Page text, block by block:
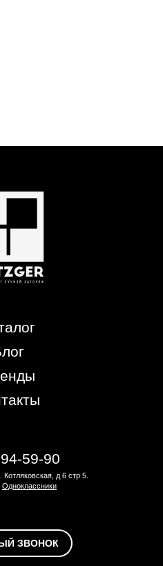
59-90
д 6 стр 5.
Одноклассники
ЗВОНОК